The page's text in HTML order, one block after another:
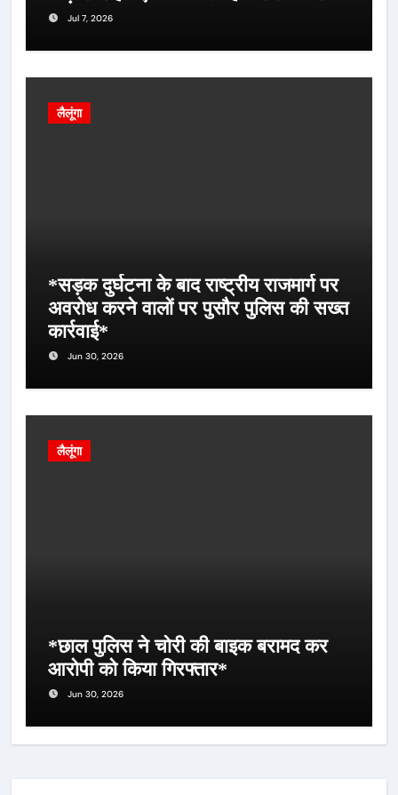
Jul 7, 2026
लैलूंगा
*सड़क दुर्घटना के बाद राष्ट्रीय राजमार्ग पर
अवरोध करने वालों पर पुसौर पुलिस की सख्त
कार्रवाई*
Jun 30, 2026
लैलूंगा
*छाल पुलिस ने चोरी की बाइक बरामद कर
आरोपी को किया गिरफ्तार*
Jun 30, 2026